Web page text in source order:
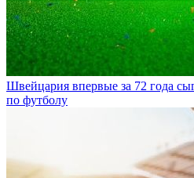
Швейцария впервые за 72 года
по футболу